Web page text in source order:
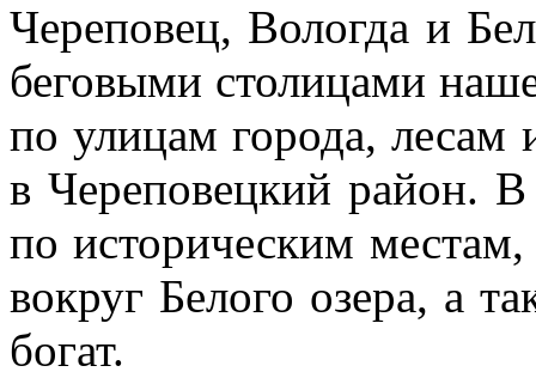
Череповец, Вологда и
беговыми столицами
по улицам города, лесам
в Череповецкий район.
по историческим
вокруг Белого озера, а
богат.